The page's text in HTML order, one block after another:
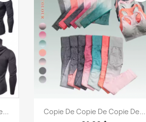
Aperçu rapide
Copie De Copie De Copie De...